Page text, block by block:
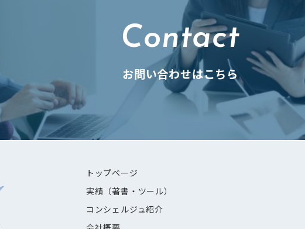
Contact
お問い合わせはこちら
トップページ
実績（著書・ツール）
コンシェルジュ紹介